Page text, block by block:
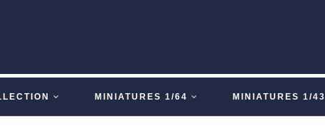
MINIATURES 1/64 MINIATURES 1/43